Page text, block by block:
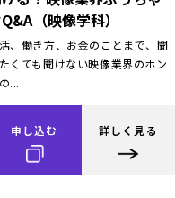
（映像学科）
、働き方、お金のことまで、聞
くても聞けない映像業界のホン
...
申し込む 詳しく見る